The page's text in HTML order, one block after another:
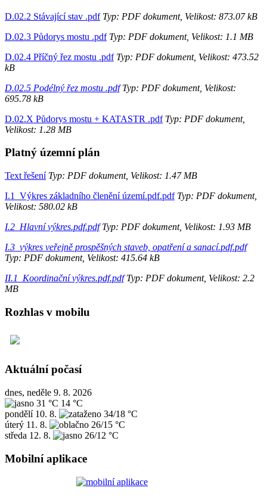
D.02.2 Stávající stav .pdfTyp: PDF dokument, Velikost: 873.07 kB
D.02.3 Půdorys mostu .pdfTyp: PDF dokument, Velikost: 1.1 MB
D.02.4 Příčný řez mostu .pdfTyp: PDF dokument, Velikost: 473.52
kB
D.02.5 Podélný řez mostu .pdfTyp: PDF dokument, Velikost:
695.78 kB
D.02.X Půdorys mostu + KATASTR .pdfTyp: PDF dokument,
Velikost: 1.28 MB
Platný územní plán
Text řešeníTyp: PDF dokument, Velikost: 1.47 MB
I.1_Výkres základního členění území.pdf.pdfTyp: PDF dokument,
Velikost: 580.02 kB
I.2_Hlavní výkres.pdf.pdfTyp: PDF dokument, Velikost: 1.93 MB
I.3_výkres veřejně prospěšných staveb, opatření a sanací.pdf.pdf
Typ: PDF dokument, Velikost: 415.64 kB
II.1_Koordinační výkres.pdf.pdfTyp: PDF dokument, Velikost: 2.2
MB
Rozhlas v mobilu
Aktuální počasí
dnes, neděle 9. 8. 2026
31 °C 14 °C
pondělí 10. 8.
34/18 °C
úterý 11. 8.
26/15 °C
středa 12. 8. 26/12 °C
Mobilní aplikace